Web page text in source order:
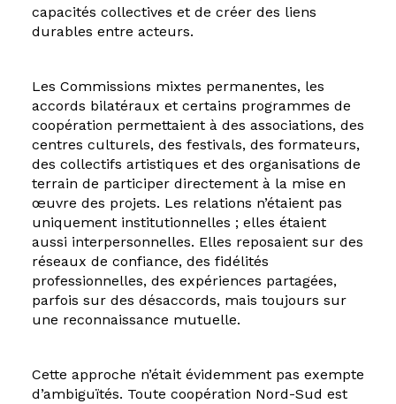
capacités collectives et de créer des liens
durables entre acteurs.
Les Commissions mixtes permanentes, les
accords bilatéraux et certains programmes de
coopération permettaient à des associations, des
centres culturels, des festivals, des formateurs,
des collectifs artistiques et des organisations de
terrain de participer directement à la mise en
œuvre des projets. Les relations n’étaient pas
uniquement institutionnelles ; elles étaient
aussi interpersonnelles. Elles reposaient sur des
réseaux de confiance, des fidélités
professionnelles, des expériences partagées,
parfois sur des désaccords, mais toujours sur
une reconnaissance mutuelle.
Cette approche n’était évidemment pas exempte
d’ambiguïtés. Toute coopération Nord-Sud est